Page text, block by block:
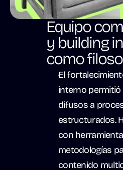
Equipo
y building
como
El
interno permitió
difusos a
estructurados.
con
metodologías
contenido